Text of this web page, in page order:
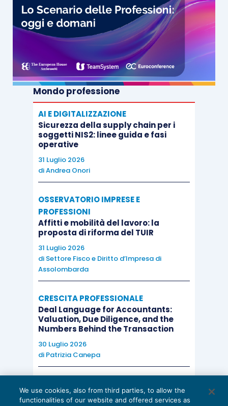
Mondo professione
AI E DIGITALIZZAZIONE
Sicurezza della supply chain per i
soggetti NIS2: linee guida e fasi
operative
31 Luglio 2026
diAndrea Onori
OSSERVATORIO IMPRESE E
PROFESSIONI
Affitti e mobilità del lavoro: la
proposta di riforma del TUIR
31 Luglio 2026
di Settore Fisco e Diritto d’Impresa di
Assolombarda
CRESCITA PROFESSIONALE
Deal Language for Accountants:
Valuation, Due Diligence, and the
Numbers Behind the Transaction
30 Luglio 2026
di Patrizia Canepa
EU AI Act e studi professionali: le
We use cookies, also from third parties, to allow the
functionalities of our website and offered services as